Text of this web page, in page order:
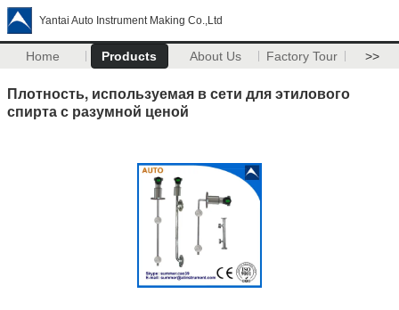
Yantai Auto Instrument Making Co.,Ltd
Home Products About Us Factory Tour >>
Плотность, используемая в сети для этилового
спирта с разумной ценой